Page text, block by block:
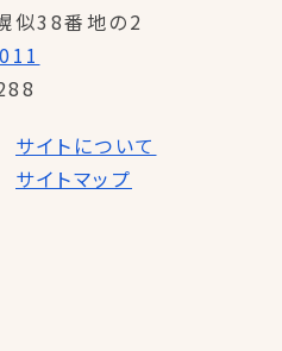
似38番地の2
サイトについて
サイトマップ